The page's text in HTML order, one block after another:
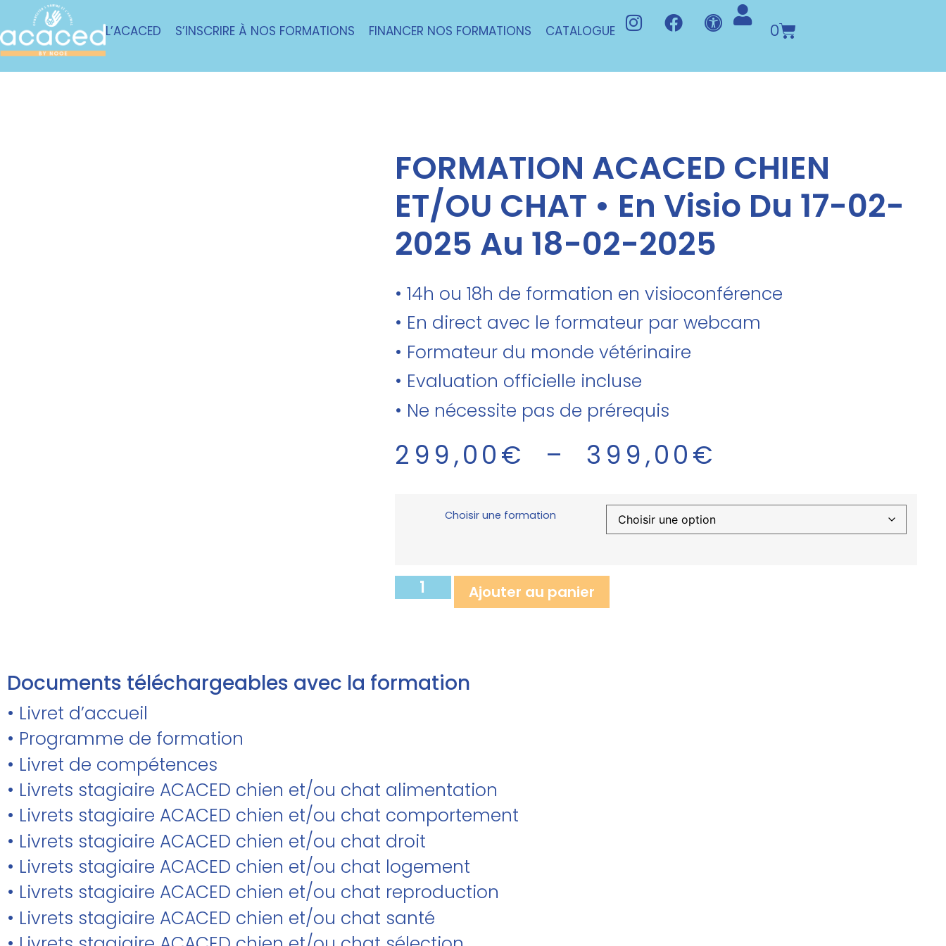
L’ACACED S’INSCRIRE À NOS FORMATIONS FINANCER NOS FORMATIONS CATALOGUE 0
FORMATION ACACED CHIEN
ET/OU CHAT • En Visio Du 17-02-
2025 Au 18-02-2025
• 14h ou 18h de formation en visioconférence
• En direct avec le formateur par webcam
• Formateur du monde vétérinaire
• Evaluation officielle incluse
• Ne nécessite pas de prérequis
299,00€ – 399,00€
Choisir une formation
Ajouter au panier
Documents téléchargeables avec la formation
• Livret d’accueil
• Programme de formation
• Livret de compétences
• Livrets stagiaire ACACED chien et/ou chat alimentation
• Livrets stagiaire ACACED chien et/ou chat comportement
• Livrets stagiaire ACACED chien et/ou chat droit
• Livrets stagiaire ACACED chien et/ou chat logement
• Livrets stagiaire ACACED chien et/ou chat reproduction
• Livrets stagiaire ACACED chien et/ou chat santé